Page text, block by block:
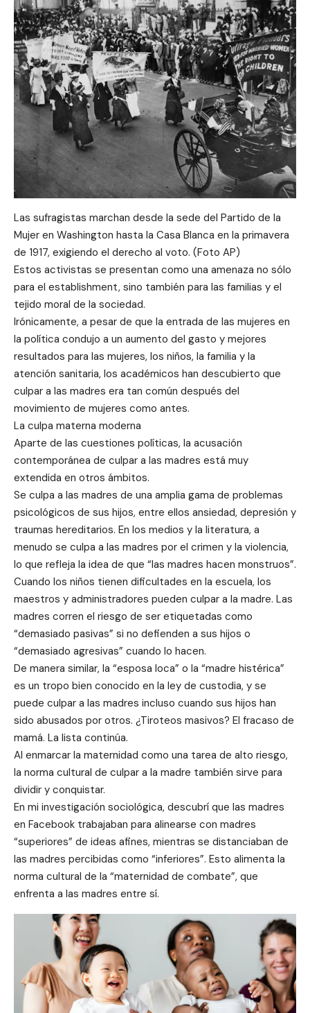
Las sufragistas marchan desde la sede del Partido de la
Mujer en Washington hasta la Casa Blanca en la primavera
de 1917, exigiendo el derecho al voto. (Foto AP)
Estos activistas se presentan como una amenaza no sólo
para el establishment, sino también para las familias y el
tejido moral de la sociedad.
Irónicamente, a pesar de que la entrada de las mujeres en
la política condujo a un aumento del gasto y mejores
resultados para las mujeres, los niños, la familia y la
atención sanitaria, los académicos han descubierto que
culpar a las madres era tan común después del
movimiento de mujeres como antes.
La culpa materna moderna
Aparte de las cuestiones políticas, la acusación
contemporánea de culpar a las madres está muy
extendida en otros ámbitos.
Se culpa a las madres de una amplia gama de problemas
psicológicos de sus hijos, entre ellos ansiedad, depresión y
traumas hereditarios. En los medios y la literatura, a
menudo se culpa a las madres por el crimen y la violencia,
lo que refleja la idea de que “las madres hacen monstruos”.
Cuando los niños tienen dificultades en la escuela, los
maestros y administradores pueden culpar a la madre. Las
madres corren el riesgo de ser etiquetadas como
“demasiado pasivas” si no defienden a sus hijos o
“demasiado agresivas” cuando lo hacen.
De manera similar, la “esposa loca” o la “madre histérica” ​​
es un tropo bien conocido en la ley de custodia, y se
puede culpar a las madres incluso cuando sus hijos han
sido abusados ​​por otros. ¿Tiroteos masivos? El fracaso de
mamá. La lista continúa.
Al enmarcar la maternidad como una tarea de alto riesgo,
la norma cultural de culpar a la madre también sirve para
dividir y conquistar.
En mi investigación sociológica, descubrí que las madres
en Facebook trabajaban para alinearse con madres
“superiores” de ideas afines, mientras se distanciaban de
las madres percibidas como “inferiores”. Esto alimenta la
norma cultural de la “maternidad de combate”, que
enfrenta a las madres entre sí.